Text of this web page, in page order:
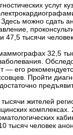
услуг
можно сдать
47,5 тысячи человек.
32,5
— его
Пройти
жителей
тысяч человек